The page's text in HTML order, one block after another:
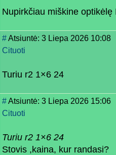
Nupirkčiau miškine optikėlę
#Atsiuntė: 3 Liepa 2026 10:08
Cituoti
Turiu r2 1×6 24
#Atsiuntė: 3 Liepa 2026 15:06
Cituoti
Turiu r2 1×6 24
Stovis ,kaina, kur randasi?